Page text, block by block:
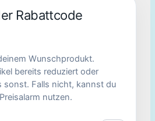
Rabattcode
Wunschprodukt.
bereits reduziert oder
sonst. Falls nicht, kannst du
nutzen.